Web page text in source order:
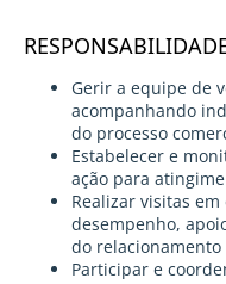
Gerir a equipe de
acompanhando
do processo
Estabelecer e
ação para
Realizar visitas
desempenho,
do
Participar e